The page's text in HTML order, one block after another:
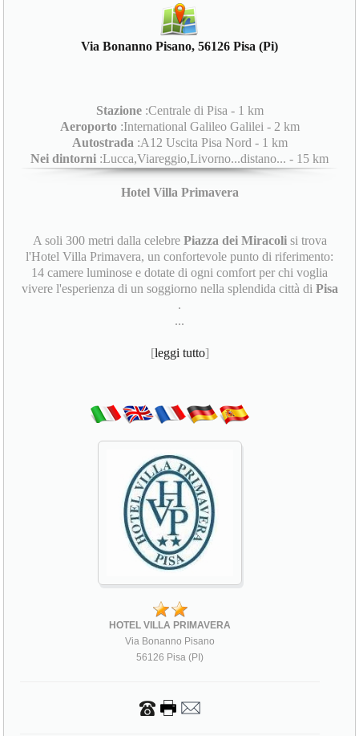
Via Bonanno Pisano, 56126 Pisa (Pi)
Stazione:Centrale di Pisa - 1 km
Aeroporto:International Galileo Galilei - 2 km
Autostrada :A12 Uscita Pisa Nord - 1 km
Nei dintorni :Lucca,Viareggio,Livorno...distano... - 15 km
Hotel Villa Primavera
A soli 300 metri dalla celebre Piazza dei Miracolisi trova
l'Hotel Villa Primavera, un confortevole punto di riferimento:
14 camere luminose e dotate di ogni comfort per chi voglia
vivere l'esperienza di un soggiorno nella splendida città di Pisa
.
...
[leggi tutto]
HOTEL VILLA PRIMAVERA
Via Bonanno Pisano
56126 Pisa (PI)